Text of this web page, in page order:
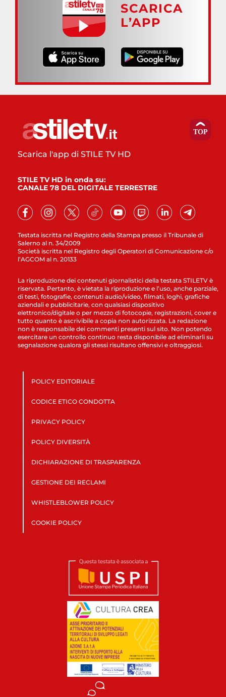
SCARICA
L’APP
Testata iscritta nel Registro della Stampa presso il Tribunale di
Salerno al n. 34/2009
Società iscritta nel Registro degli Operatori di Comunicazione c/o
l’AGCOM al n. 20133
Scarica l'app di STILE TV HD
STILE TV HD in onda su:
CANALE 78 DEL DIGITALE TERRESTRE
La riproduzione dei contenuti giornalistici della testata STILETV è
riservata. Pertanto, è vietata la riproduzione e l’uso, anche parziale,
di testi, fotografie, contenuti audio/video, filmati, loghi, grafiche
aziendali e pubblicitarie, con qualsiasi dispositivo
elettronico/digitale o per mezzo di fotocopie, registrazioni, cover e
tutto quanto è ascrivibile a copia non autorizzata. La redazione
non è responsabile dei commenti presenti sul sito. Non potendo
esercitare un controllo continuo resta disponibile ad eliminarli su
segnalazione qualora gli stessi risultano offensivi e oltraggiosi.
POLICY EDITORIALE
CODICE ETICO CONDOTTA
PRIVACY POLICY
POLICY DIVERSITÀ
DICHIARAZIONE DI TRASPARENZA
GESTIONE DEI RECLAMI
WHISTLEBLOWER POLICY
COOKIE POLICY